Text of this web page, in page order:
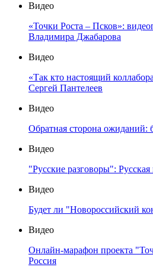
Видео
«Точки Роста – Псков»:
Владимира Джабарова
Видео
«Так кто настоящий
Сергей Пантелеев
Видео
Обратная сторона ожиданий:
Видео
"Русские разговоры":
Видео
Будет ли "Новороссийский
Видео
Онлайн-марафон проекта
Россия